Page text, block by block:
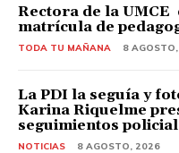
Rectora de la UMCE
matrícula de
TODA TU MAÑANA 8
La PDI la seguía y
Karina Riquelme
seguimientos
NOTICIAS 8 AGOSTO, 2026